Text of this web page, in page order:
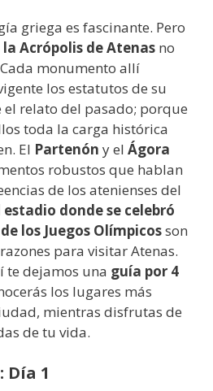
griega es fascinante. Pero
la Acrópolis de Atenas no
monumento allí
los estatutos de su
el relato del pasado; porque
toda la carga histórica
El Partenón y el Ágora
robustos que hablan
de los atenienses del
estadio donde se celebró
los Juegos Olímpicosson
para visitar Atenas.
te dejamos una guía por 4
los lugares más
mientras disfrutas de
de tu vida.
Día 1